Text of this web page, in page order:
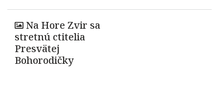
Na Hore Zvir sa
stretnú ctitelia
Presvätej
Bohorodičky